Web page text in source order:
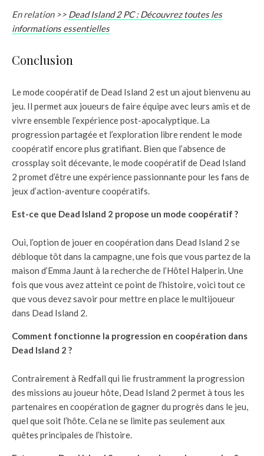
En relation >> Dead Island 2 PC : Découvrez toutes les
informations essentielles
Conclusion
Le mode coopératif de Dead Island 2 est un ajout bienvenu au
jeu. Il permet aux joueurs de faire équipe avec leurs amis et de
vivre ensemble l’expérience post-apocalyptique. La
progression partagée et l’exploration libre rendent le mode
coopératif encore plus gratifiant. Bien que l’absence de
crossplay soit décevante, le mode coopératif de Dead Island
2 promet d’être une expérience passionnante pour les fans de
jeux d’action-aventure coopératifs.
Est-ce que Dead Island 2 propose un mode coopératif ?
Oui, l’option de jouer en coopération dans Dead Island 2 se
débloque tôt dans la campagne, une fois que vous partez de la
maison d’Emma Jaunt à la recherche de l’Hôtel Halperin. Une
fois que vous avez atteint ce point de l’histoire, voici tout ce
que vous devez savoir pour mettre en place le multijoueur
dans Dead Island 2.
Comment fonctionne la progression en coopération dans
Dead Island 2 ?
Contrairement à Redfall qui lie frustramment la progression
des missions au joueur hôte, Dead Island 2 permet à tous les
partenaires en coopération de gagner du progrès dans le jeu,
quel que soit l’hôte. Cela ne se limite pas seulement aux
quêtes principales de l’histoire.